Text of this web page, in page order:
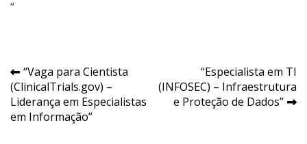
“
Navegação
de
Post
“Vaga para Cientista
(ClinicalTrials.gov) –
Liderança em Especialistas
em Informação”
“Especialista em TI
(INFOSEC) – Infraestrutura
e Proteção de Dados”